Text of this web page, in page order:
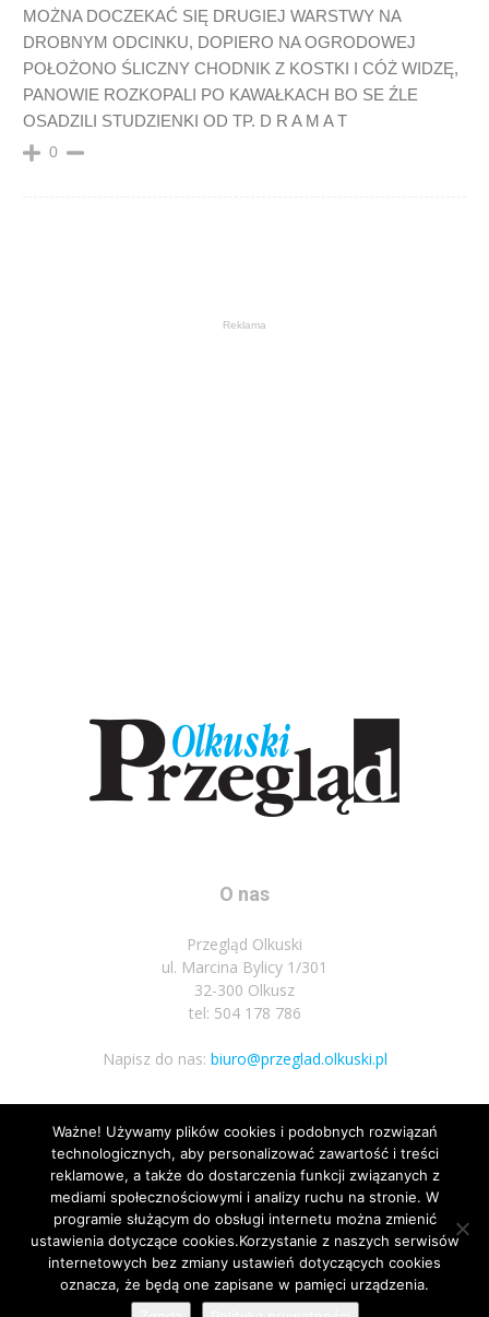
MOŻNA DOCZEKAĆ SIĘ DRUGIEJ WARSTWY NA
DROBNYM ODCINKU, DOPIERO NA OGRODOWEJ
POŁOŻONO ŚLICZNY CHODNIK Z KOSTKI I CÓŻ WIDZĘ,
PANOWIE ROZKOPALI PO KAWAŁKACH BO SE ŹLE
OSADZILI STUDZIENKI OD TP. D R A M A T
0
Reklama
O nas
Przegląd Olkuski
ul. Marcina Bylicy 1/301
32-300 Olkusz
tel: 504 178 786
Napisz do nas: biuro@przeglad.olkuski.pl
Podążaj za nami
Nota prawna Polityka prywatnosci Kariera Regulamin
Ważne! Używamy plików cookies i podobnych rozwiązań
technologicznych, aby personalizować zawartość i treści
reklamowe, a także do dostarczenia funkcji związanych z
mediami społecznościowymi i analizy ruchu na stronie. W
programie służącym do obsługi internetu można zmienić
ustawienia dotyczące cookies.Korzystanie z naszych serwisów
internetowych bez zmiany ustawień dotyczących cookies
oznacza, że będą one zapisane w pamięci urządzenia.